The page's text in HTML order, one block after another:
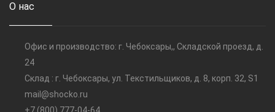
О нас
Офис и производство: г. Чебоксары,, Складской проезд, д.
24
Склад : г. Чебоксары, ул. Текстильщиков, д. 8, корп. 32, S1
mail@shocko.ru